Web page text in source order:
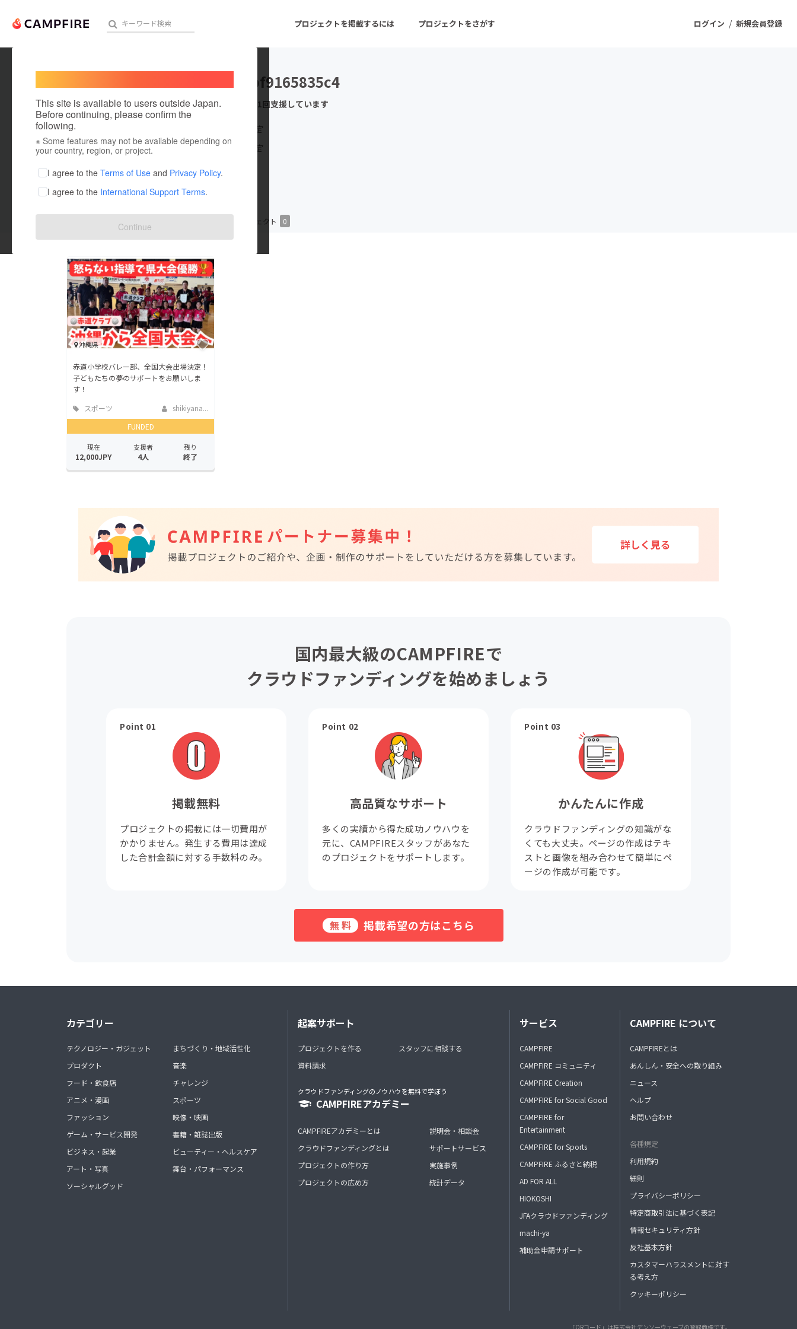
ログイン / 新規会員登録
プロジェクトを掲載するには プロジェクトをさがす
人気のプロジェクト 注目のリターン 注目の新着プロジェクト
アート・写真
テクノロジー・ガジェット
映像・映画
ビジネス・起業
チャレンジ
まちづくり・地域活性化
This site is available to users outside Japan.
Before continuing, please confirm the
following.
※ Some features may not be available depending on
your country, region, or project.
I agree to the Terms of Use and Privacy Policy.
I agree to the International Support Terms.
Continue
user_fbf9165835c4
これまでに1回支援しています
在住国：未設定
出身国：未設定
プロジェクト 0
沖縄県
赤道小学校バレー部、全国大会出場決定！
子どもたちの夢のサポートをお願いしま
す！
スポーツ
shikiyana...
FUNDED
現在
12,000JPY
支援者
4人
残り
終了
国内最大級のCAMPFIREで
クラウドファンディングを始めましょう
Point 01
掲載無料
プロジェクトの掲載には一切費用が
かかりません。発生する費用は達成
した合計金額に対する手数料のみ。
Point 02
高品質なサポート
多くの実績から得た成功ノウハウを
元に、CAMPFIREスタッフがあなた
のプロジェクトをサポートします。
Point 03
かんたんに作成
クラウドファンディングの知識がな
くても大丈夫。ページの作成はテキ
ストと画像を組み合わせて簡単にペ
ージの作成が可能です。
無料 掲載希望の方はこちら
カテゴリー
テクノロジー・ガジェット
プロダクト
フード・飲食店
アニメ・漫画
ファッション
ゲーム・サービス開発
ビジネス・起業
アート・写真
ソーシャルグッド
まちづくり・地域活性化
音楽
チャレンジ
スポーツ
映像・映画
書籍・雑誌出版
ビューティー・ヘルスケア
舞台・パフォーマンス
起案サポート
プロジェクトを作る
資料請求
スタッフに相談する
クラウドファンディングのノウハウを無料で学ぼう
CAMPFIREアカデミー
CAMPFIREアカデミーとは
クラウドファンディングとは
プロジェクトの作り方
プロジェクトの広め方
説明会・相談会
サポートサービス
実施事例
統計データ
サービス
CAMPFIRE
CAMPFIRE コミュニティ
CAMPFIRE Creation
CAMPFIRE for Social Good
CAMPFIRE for
Entertainment
CAMPFIRE for Sports
CAMPFIRE ふるさと納税
AD FOR ALL
HIOKOSHI
JFAクラウドファンディング
machi-ya
補助金申請サポート
CAMPFIRE について
CAMPFIREとは
あんしん・安全への取り組み
ニュース
ヘルプ
お問い合わせ
各種規定
利用規約
細則
プライバシーポリシー
特定商取引法に基づく表記
情報セキュリティ方針
反社基本方針
カスタマーハラスメントに対す
る考え方
クッキーポリシー
「QRコード」は株式会社デンソーウェーブの登録商標です。